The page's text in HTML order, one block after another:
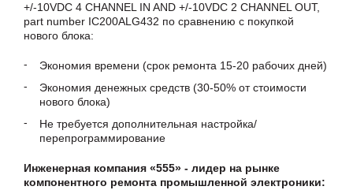
+/-10VDC 4 CHANNEL IN AND +/-10VDC 2 CHANNEL OUT,
part number IC200ALG432 по сравнению с покупкой
нового блока:
Экономия времени (срок ремонта 15-20 рабочих дней)
Экономия денежных средств (30-50% от стоимости
нового блока)
Не требуется дополнительная настройка/
перепрограммирование
Инженерная компания «555» - лидер на рынке
компонентного ремонта промышленной электроники: